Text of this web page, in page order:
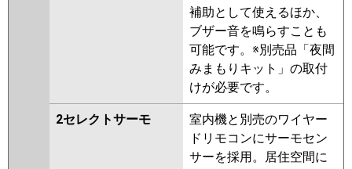
補助として使えるほか、
ブザー音を鳴らすことも
可能です。※別売品「夜間
みまもりキット」の取付
けが必要です。
2セレクトサーモ
室内機と別売のワイヤー
ドリモコンにサーモセン
サーを採用。居住空間に